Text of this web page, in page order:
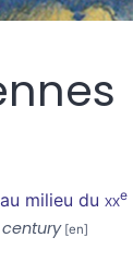
milieu du xxe